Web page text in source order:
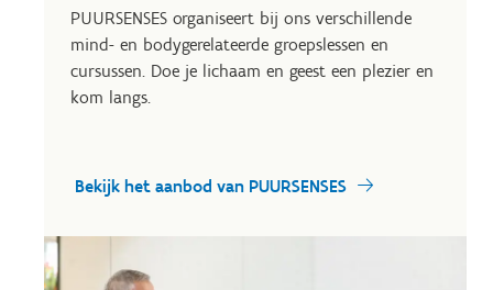
PUURSENSES organiseert bij ons verschillende
mind- en bodygerelateerde groepslessen en
cursussen. Doe je lichaam en geest een plezier en
kom langs.
Bekijk het aanbod van PUURSENSES